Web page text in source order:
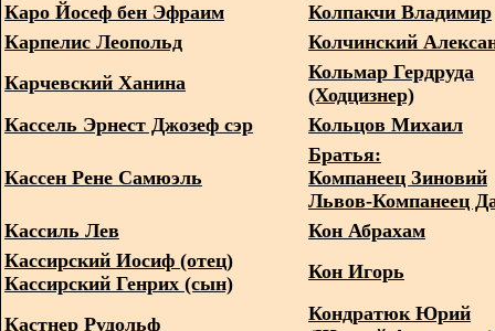
Каро Йосеф бен Эфраим
Колпакчи Владимир
Карпелис Леопольд
Колчинский
Карчевский Ханина
Кольмар Гердруда
(Ходцизнер)
Кассель Эрнест Джозеф сэр
Кольцов Михаил
Кассен Рене Самюэль
Братья:
Компанеец Зиновий
Львов-Компанеец
Кассиль Лев
Кон Абрахам
Кассирский Иосиф (отец)
Кассирский Генрих (сын)
Кон Игорь
Кастнер Рудольф
Кондратюк Юрий